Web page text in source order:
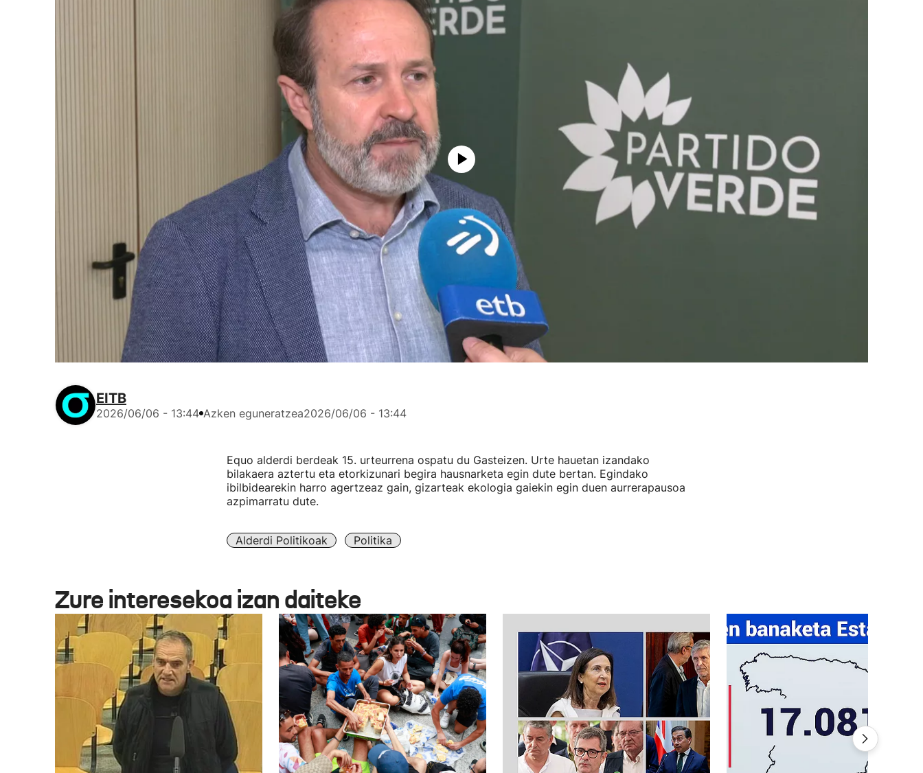
EITB
2026/06/06 - 13:44 Azken eguneratzea2026/06/06 - 13:44
Equo alderdi berdeak 15. urteurrena ospatu du Gasteizen. Urte hauetan izandako
bilakaera aztertu eta etorkizunari begira hausnarketa egin dute bertan. Egindako
ibilbidearekin harro agertzeaz gain, gizarteak ekologia gaiekin egin duen aurrerapausoa
azpimarratu dute.
Alderdi Politikoak Politika
Zure interesekoa izan daiteke